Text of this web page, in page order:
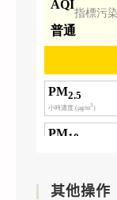
其他操作